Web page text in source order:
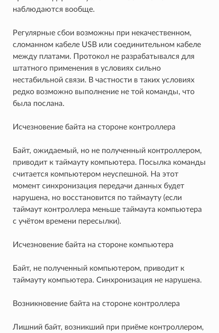
наблюдаются вообще.
Регулярные сбои возможны при некачественном,
сломанном кабеле USB или соединительном кабеле
между платами. Протокол не разрабатывался для
штатного применения в условиях сильно
нестабильной связи. В частности в таких условиях
редко возможно выполнение не той команды, что
была послана.
Исчезновение байта на стороне контроллера
Байт, ожидаемый, но не полученный контроллером,
приводит к таймауту компьютера. Посылка команды
считается компьютером неуспешной. На этот
момент синхронизация передачи данных будет
нарушена, но восстановится по таймауту (если
таймаут контроллера меньше таймаута компьютера
с учётом времени пересылки).
Исчезновение байта на стороне компьютера
Байт, не полученный компьютером, приводит к
таймауту компьютера. Синхронизация не нарушена.
Возникновение байта на стороне контроллера
Лишний байт, возникший при приёме контроллером,